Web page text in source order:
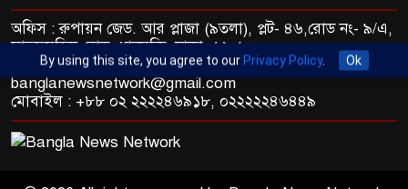
দিল্লিতে শেখ হাসিনা বিতর্ক:
বাংলাদেশ-ভারত সম্পর্কে টানাপোড়েন
কি বাড়ছে?
মজুত খালি হওয়ার অস্ত্র উৎপাদন
বাড়াচ্ছে পেন্টাগন
অফিস : রুপায়ন জেড. আর প্লাজা (৯তলা), প্লট- ৪৬,রোড নং- ৯/এ,
সাতমসজিদ রোড, ধানমন্ডি, ঢাকা- ১২০৯।
ইমেইল : info@banglann.com.bd,
banglanewsnetwork@gmail.com
মোবাইল : +৮৮ ০২ ২২২২৪৬৯১৮, ০২২২২২৪৬৪৪৯
By using this site, you agree to our Privacy Policy. Ok